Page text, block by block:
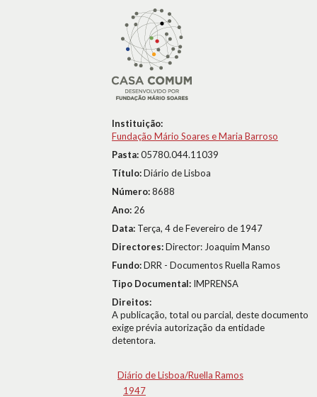
Instituição:
Fundação Mário Soares e Maria Barroso
Pasta:05780.044.11039
Título:Diário de Lisboa
Número:8688
Ano: 26
Data: Terça, 4 de Fevereiro de 1947
Directores:Director: Joaquim Manso
Fundo:DRR - Documentos Ruella Ramos
Tipo Documental: IMPRENSA
Direitos:
A publicação, total ou parcial, deste documento
exige prévia autorização da entidade
detentora.
Diário de Lisboa/Ruella Ramos
1947